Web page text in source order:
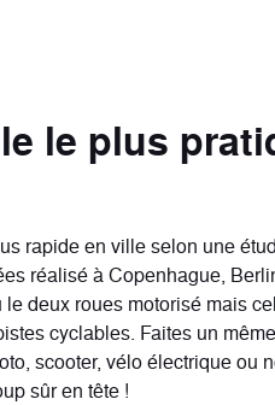
le plus
rapide en ville selon une
réalisé à Copenhague,
deux roues motorisé mais
cyclables. Faites un
scooter, vélo électrique ou
sûr en tête !